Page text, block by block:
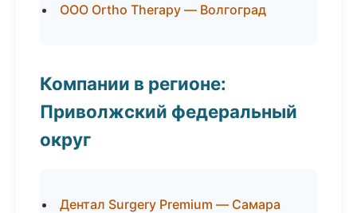
ООО Ortho Therapy — Волгоград
Компании в регионе:
Приволжский федеральный
округ
Дентал Surgery Premium — Самара